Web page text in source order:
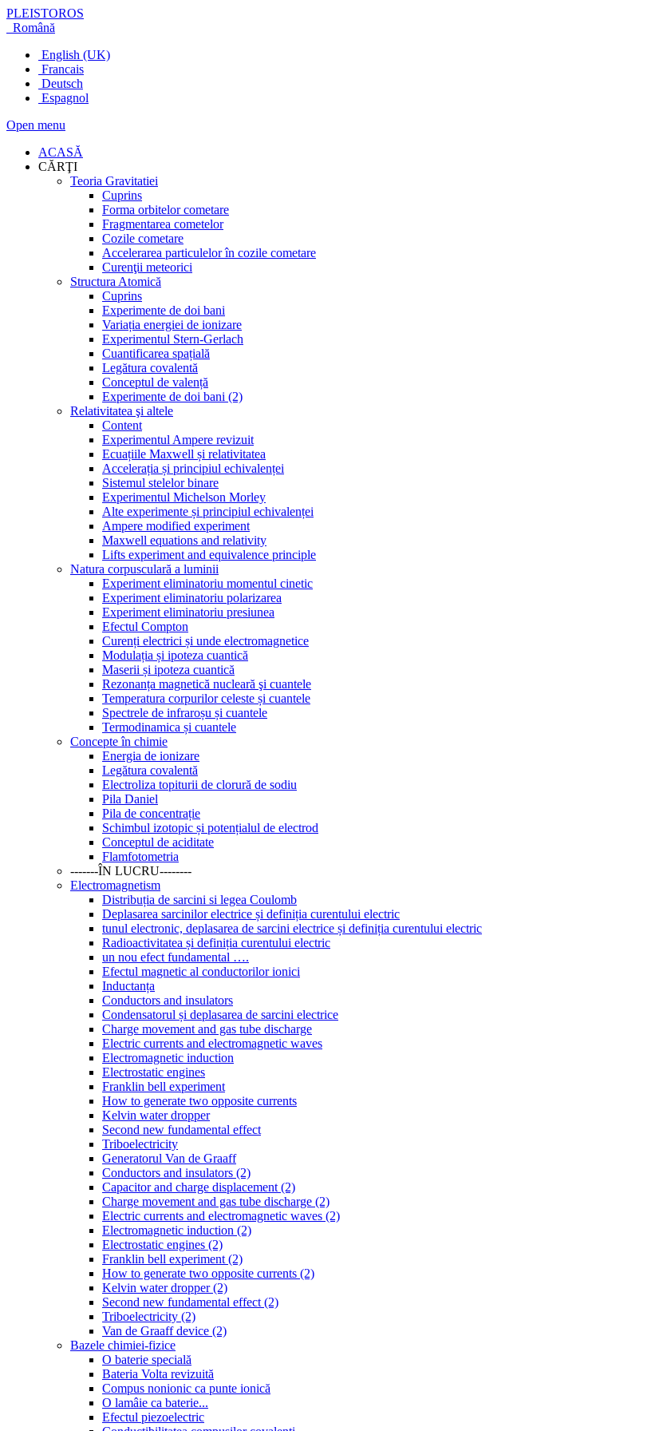
PLEISTOROS
Română
English (UK)
Francais
Deutsch
Espagnol
Open menu
ACASĂ
CĂRŢI
Teoria Gravitatiei
Cuprins
Forma orbitelor cometare
Fragmentarea cometelor
Cozile cometare
Accelerarea particulelor în cozile cometare
Curenţii meteorici
Structura Atomică
Cuprins
Experimente de doi bani
Variația energiei de ionizare
Experimentul Stern-Gerlach
Cuantificarea spațială
Legătura covalentă
Conceptul de valență
Experimente de doi bani (2)
Relativitatea şi altele
Content
Experimentul Ampere revizuit
Ecuațiile Maxwell și relativitatea
Accelerația și principiul echivalenței
Sistemul stelelor binare
Experimentul Michelson Morley
Alte experimente și principiul echivalenței
Ampere modified experiment
Maxwell equations and relativity
Lifts experiment and equivalence principle
Natura corpusculară a luminii
Experiment eliminatoriu momentul cinetic
Experiment eliminatoriu polarizarea
Experiment eliminatoriu presiunea
Efectul Compton
Curenți electrici și unde electromagnetice
Modulația și ipoteza cuantică
Maserii și ipoteza cuantică
Rezonanța magnetică nucleară şi cuantele
Temperatura corpurilor celeste și cuantele
Spectrele de infraroșu și cuantele
Termodinamica și cuantele
Concepte în chimie
Energia de ionizare
Legătura covalentă
Electroliza topiturii de clorură de sodiu
Pila Daniel
Pila de concentrație
Schimbul izotopic și potențialul de electrod
Conceptul de aciditate
Flamfotometria
-------ÎN LUCRU--------
Electromagnetism
Distribuția de sarcini si legea Coulomb
Deplasarea sarcinilor electrice și definiția curentului electric
tunul electronic, deplasarea de sarcini electrice și definiția curentului electric
Radioactivitatea și definiția curentului electric
un nou efect fundamental ….
Efectul magnetic al conductorilor ionici
Inductanța
Conductors and insulators
Condensatorul și deplasarea de sarcini electrice
Charge movement and gas tube discharge
Electric currents and electromagnetic waves
Electromagnetic induction
Electrostatic engines
Franklin bell experiment
How to generate two opposite currents
Kelvin water dropper
Second new fundamental effect
Triboelectricity
Generatorul Van de Graaff
Conductors and insulators (2)
Capacitor and charge displacement (2)
Charge movement and gas tube discharge (2)
Electric currents and electromagnetic waves (2)
Electromagnetic induction (2)
Electrostatic engines (2)
Franklin bell experiment (2)
How to generate two opposite currents (2)
Kelvin water dropper (2)
Second new fundamental effect (2)
Triboelectricity (2)
Van de Graaff device (2)
Bazele chimiei-fizice
O baterie specială
Bateria Volta revizuită
Compus nonionic ca punte ionică
O lamâie ca baterie...
Efectul piezoelectric